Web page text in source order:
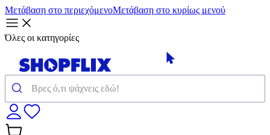
Μετάβαση στο περιεχόμενοΜετάβαση στο κυρίως μενού
Όλες οι κατηγορίες